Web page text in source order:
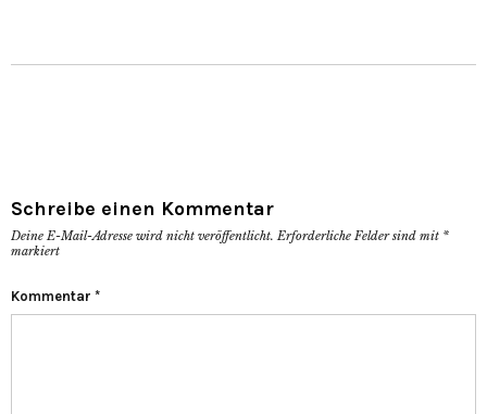
Schreibe einen Kommentar
Deine E-Mail-Adresse wird nicht veröffentlicht. Erforderliche Felder sind mit *
markiert
Kommentar *